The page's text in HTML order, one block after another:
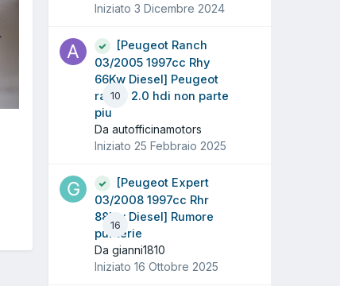
Iniziato 3 Dicembre 2024
10
[Peugeot Ranch
03/2005 1997cc Rhy
66Kw Diesel] Peugeot
ranch 2.0 hdi non parte
piu
Da autofficinamotors
Iniziato 25 Febbraio 2025
16
[Peugeot Expert
03/2008 1997cc Rhr
88Kw Diesel] Rumore
punterie
Da gianni1810
Iniziato 16 Ottobre 2025